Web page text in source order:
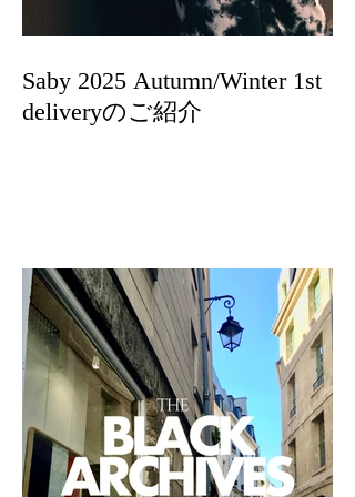
Saby 2025 Autumn/Winter 1st
deliveryのご紹介